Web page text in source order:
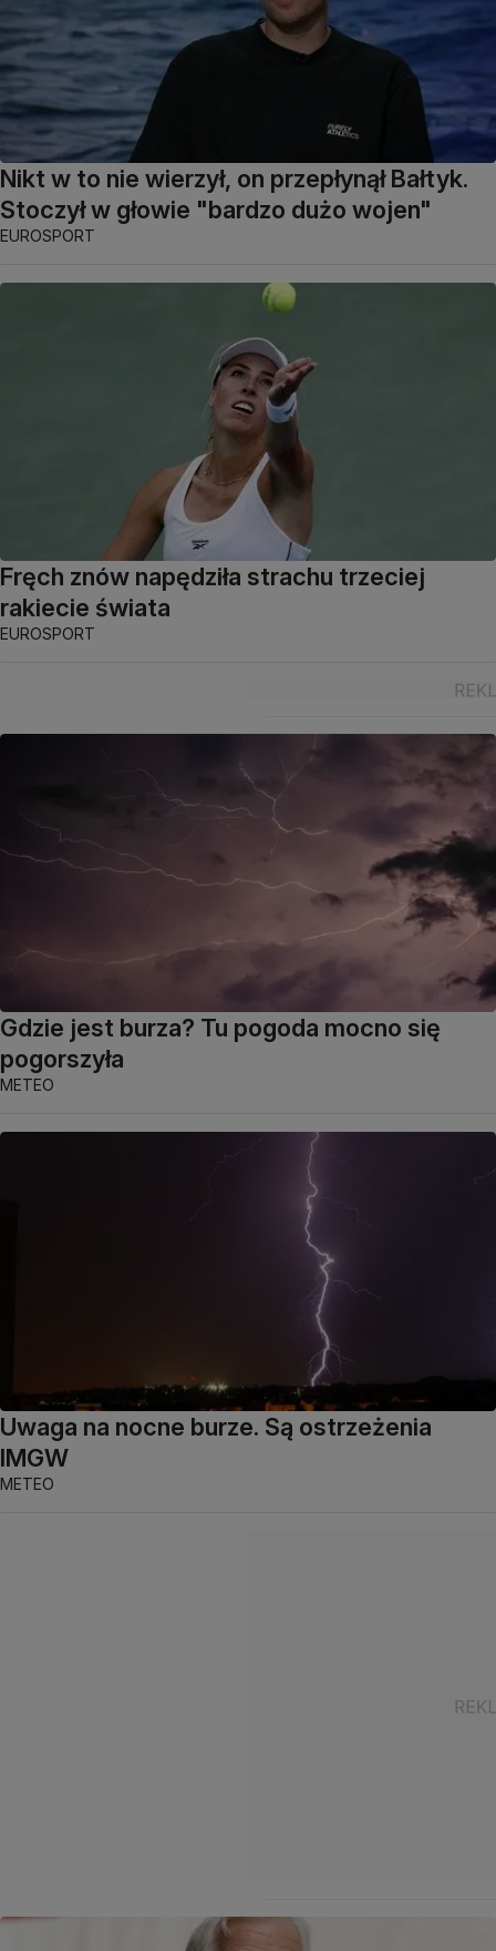
Nikt w to nie wierzył, on przepłynął Bałtyk.
Stoczył w głowie "bardzo dużo wojen"
EUROSPORT
Fręch znów napędziła strachu trzeciej
rakiecie świata
EUROSPORT
Gdzie jest burza? Tu pogoda mocno się
pogorszyła
METEO
Uwaga na nocne burze. Są ostrzeżenia
IMGW
METEO